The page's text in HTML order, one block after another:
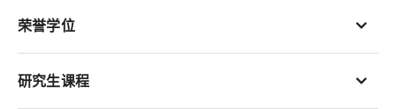
荣誉学位
研究生课程